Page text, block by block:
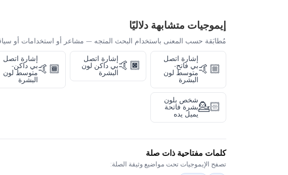
إيموجيات متشابهة دلاليًا
مُطابَقة حسب المعنى باستخدام البحث المتجه — مشاعر أو استخدامات أو
🤙🏼
إشارة اتصل
بي فاتح-
متوسط لون
البشرة
🤙🏿
إشارة اتصل
بي داكن لون
البشرة
🤙🏾
إشارة اتصل
بي داكن-
متوسط لون
البشرة
💁🏻
شخص بلون
بشرة فاتحة
يميل يده
كلمات مفتاحية ذات صلة
تصفح الإيموجيات تحت مواضيع وثيقة الصلة: